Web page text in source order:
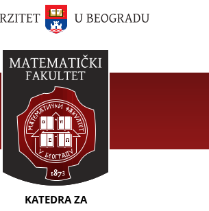
KATEDRA ZA